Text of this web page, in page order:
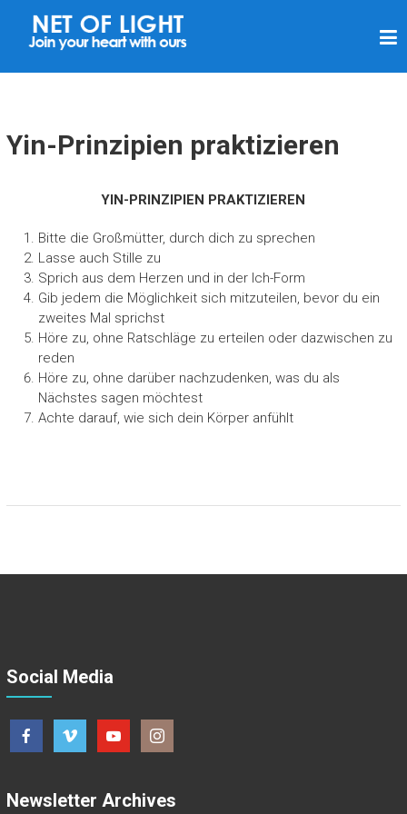
L
T
Z
Yin-Prinzipien praktizieren
YIN-PRINZIPIEN PRAKTIZIEREN
Bitte die Großmütter, durch dich zu sprechen
Lasse auch Stille zu
Sprich aus dem Herzen und in der Ich-Form
Gib jedem die Möglichkeit sich mitzuteilen, bevor du ein
zweites Mal sprichst
Höre zu, ohne Ratschläge zu erteilen oder dazwischen zu
reden
Höre zu, ohne darüber nachzudenken, was du als
Nächstes sagen möchtest
Achte darauf, wie sich dein Körper anfühlt
Social Media
Newsletter Archives